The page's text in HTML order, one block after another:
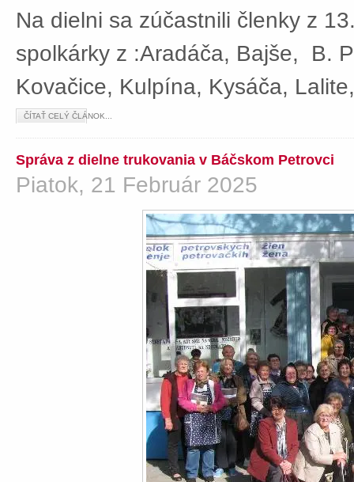
Na dielni sa zúčastnili členky z
spolkárky z :Aradáča, Bajše, B.
Kovačice, Kulpína, Kysáča,
ČÍTAŤ CELÝ ČLÁNOK...
Správa z dielne trukovania v Báčskom Petrovci
Piatok, 21 Február 2025